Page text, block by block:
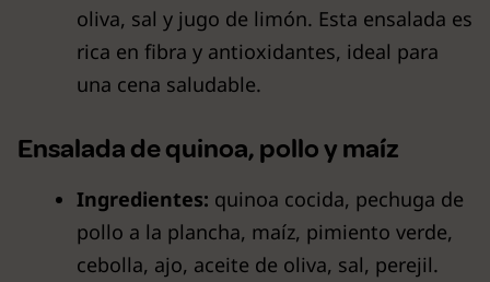
oliva, sal y jugo de limón. Esta ensalada es
rica en fibra y antioxidantes, ideal para
una cena saludable.
Ensalada de quinoa, pollo y maíz
Ingredientes: quinoa cocida, pechuga de
pollo a la plancha, maíz, pimiento verde,
cebolla, ajo, aceite de oliva, sal, perejil.